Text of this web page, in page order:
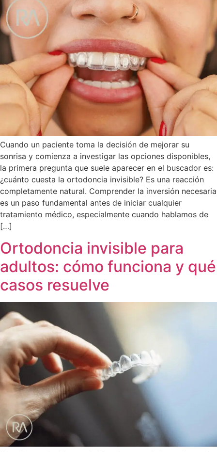
Cuando un paciente toma la decisión de mejorar su
sonrisa y comienza a investigar las opciones disponibles,
la primera pregunta que suele aparecer en el buscador es:
¿cuánto cuesta la ortodoncia invisible? Es una reacción
completamente natural. Comprender la inversión necesaria
es un paso fundamental antes de iniciar cualquier
tratamiento médico, especialmente cuando hablamos de
[…]
Ortodoncia invisible para
adultos: cómo funciona y qué
casos resuelve